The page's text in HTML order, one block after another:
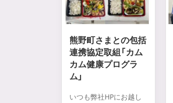
熊野町さまとの包括
連携協定取組「カム
カム健康プログラ
ム」
いつも弊社HPにお越し